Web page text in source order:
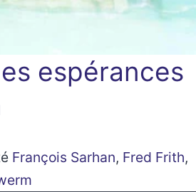
espérances
François Sarhan, Fred Frith,